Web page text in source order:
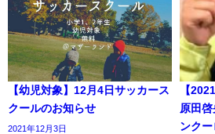
【幼児対象】12月4日サッカース
クールのお知らせ
2021年12月3日
【
原田
ンクー